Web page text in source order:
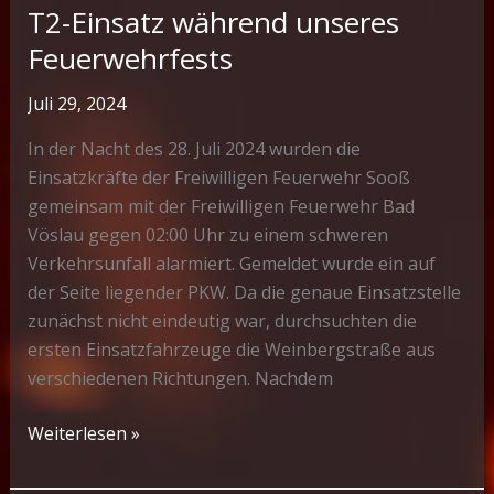
T2-Einsatz während unseres
Feuerwehrfests
Juli 29, 2024
In der Nacht des 28. Juli 2024 wurden die
Einsatzkräfte der Freiwilligen Feuerwehr Sooß
gemeinsam mit der Freiwilligen Feuerwehr Bad
Vöslau gegen 02:00 Uhr zu einem schweren
Verkehrsunfall alarmiert. Gemeldet wurde ein auf
der Seite liegender PKW. Da die genaue Einsatzstelle
zunächst nicht eindeutig war, durchsuchten die
ersten Einsatzfahrzeuge die Weinbergstraße aus
verschiedenen Richtungen. Nachdem
T2-
Weiterlesen »